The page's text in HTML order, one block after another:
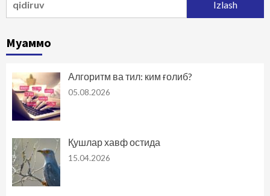
Муаммо
Алгоритм ва тил: ким ғолиб?
05.08.2026
Қушлар хавф остида
15.04.2026